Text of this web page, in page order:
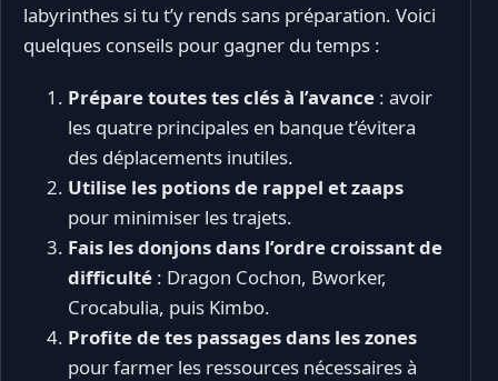
labyrinthes si tu t’y rends sans préparation. Voici
quelques conseils pour gagner du temps :
Prépare toutes tes clés à l’avance : avoir
les quatre principales en banque t’évitera
des déplacements inutiles.
Utilise les potions de rappel et zaaps
pour minimiser les trajets.
Fais les donjons dans l’ordre croissant de
difficulté : Dragon Cochon, Bworker,
Crocabulia, puis Kimbo.
Profite de tes passages dans les zones
pour farmer les ressources nécessaires à